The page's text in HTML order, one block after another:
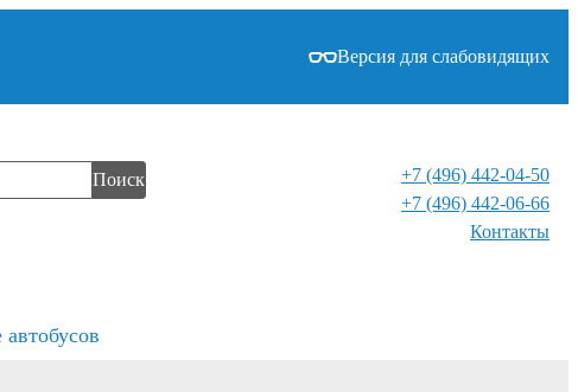
Версия для слабовидящих
Поиск
+7 (496) 442-04-50
+7 (496) 442-06-66
Контакты⁠